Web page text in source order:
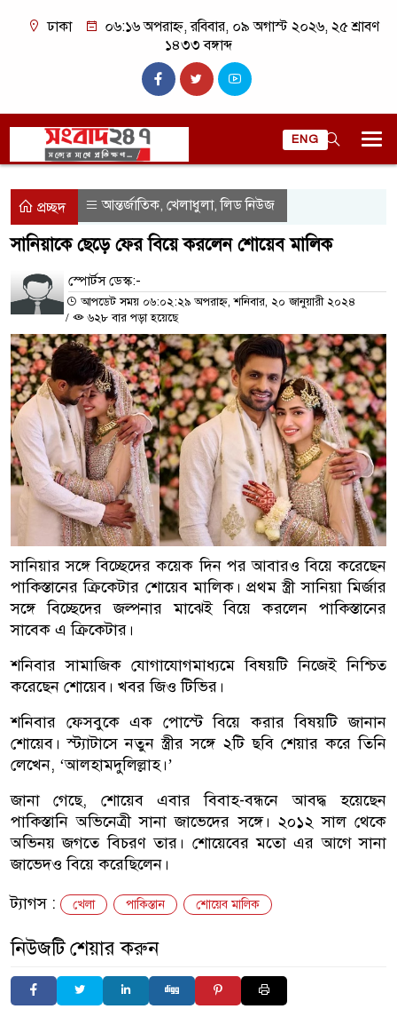
ঢাকা
০৬:১৬ অপরাহ্ন, রবিবার, ০৯ অগাস্ট ২০২৬, ২৫ শ্রাবণ
১৪৩৩ বঙ্গাব্দ
ENG
প্রচ্ছদ আন্তর্জাতিক, খেলাধুলা,লিড নিউজ
সানিয়াকে ছেড়ে ফের বিয়ে করলেন শোয়েব মালিক
স্পোর্টস ডেস্ক:-
আপডেট সময় ০৬:০২:২৯ অপরাহ্ন, শনিবার, ২০ জানুয়ারী ২০২৪
/
৬২৮ বার পড়া হয়েছে
সানিয়ার সঙ্গে বিচ্ছেদের কয়েক দিন পর আবারও বিয়ে করেছেন
পাকিস্তানের ক্রিকেটার শোয়েব মালিক। প্রথম স্ত্রী সানিয়া মির্জার
সঙ্গে বিচ্ছেদের জল্পনার মাঝেই বিয়ে করলেন পাকিস্তানের
সাবেক এ ক্রিকেটার।
শনিবার সামাজিক যোগাযোগমাধ্যমে বিষয়টি নিজেই নিশ্চিত
করেছেন শোয়েব। খবর জিও টিভির।
শনিবার ফেসবুকে এক পোস্টে বিয়ে করার বিষয়টি জানান
শোয়েব। স্ট্যাটাসে নতুন স্ত্রীর সঙ্গে ২টি ছবি শেয়ার করে তিনি
লেখেন, ‘আলহামদুলিল্লাহ।’
জানা গেছে, শোয়েব এবার বিবাহ-বন্ধনে আবদ্ধ হয়েছেন
পাকিস্তানি অভিনেত্রী সানা জাভেদের সঙ্গে। ২০১২ সাল থেকে
অভিনয় জগতে বিচরণ তার। শোয়েবের মতো এর আগে সানা
জাভেদও বিয়ে করেছিলেন।
ট্যাগস :
খেলা পাকিস্তান শোয়েব মালিক
নিউজটি শেয়ার করুন